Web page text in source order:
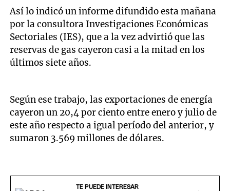
Así lo indicó un informe difundido esta mañana
por la consultora Investigaciones Económicas
Sectoriales (IES), que a la vez advirtió que las
reservas de gas cayeron casi a la mitad en los
últimos siete años.
Según ese trabajo, las exportaciones de energía
cayeron un 20,4 por ciento entre enero y julio de
este año respecto a igual período del anterior, y
sumaron 3.569 millones de dólares.
TE PUEDE INTERESAR